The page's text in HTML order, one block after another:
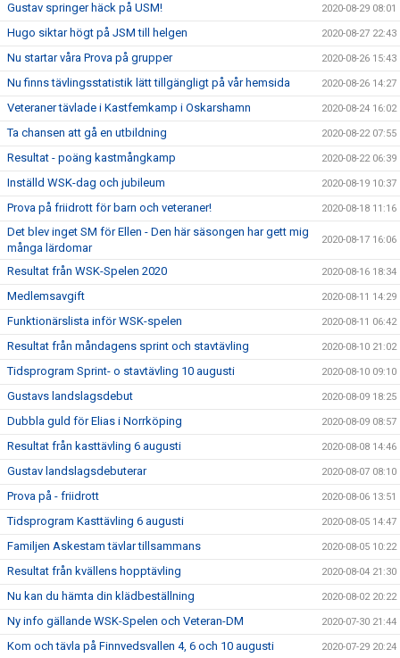
Gustav springer häck på USM! 2020-08-29 08:01
Hugo siktar högt på JSM till helgen 2020-08-27 22:43
Nu startar våra Prova på grupper 2020-08-26 15:43
Nu finns tävlingsstatistik lätt tillgängligt på vår hemsida 2020-08-26 14:27
Veteraner tävlade i Kastfemkamp i Oskarshamn 2020-08-24 16:02
Ta chansen att gå en utbildning 2020-08-22 07:55
Resultat - poäng kastmångkamp 2020-08-22 06:39
Inställd WSK-dag och jubileum 2020-08-19 10:37
Prova på friidrott för barn och veteraner! 2020-08-18 11:16
Det blev inget SM för Ellen - Den här säsongen har gett mig
många lärdomar
2020-08-17 16:06
Resultat från WSK-Spelen 2020 2020-08-16 18:34
Medlemsavgift 2020-08-11 14:29
Funktionärslista inför WSK-spelen 2020-08-11 06:42
Resultat från måndagens sprint och stavtävling 2020-08-10 21:02
Tidsprogram Sprint- o stavtävling 10 augusti 2020-08-10 09:10
Gustavs landslagsdebut 2020-08-09 18:25
Dubbla guld för Elias i Norrköping 2020-08-09 08:57
Resultat från kasttävling 6 augusti 2020-08-08 14:46
Gustav landslagsdebuterar 2020-08-07 08:10
Prova på - friidrott 2020-08-06 13:51
Tidsprogram Kasttävling 6 augusti 2020-08-05 14:47
Familjen Askestam tävlar tillsammans 2020-08-05 10:22
Resultat från kvällens hopptävling 2020-08-04 21:30
Nu kan du hämta din klädbeställning 2020-08-02 20:22
Ny info gällande WSK-Spelen och Veteran-DM 2020-07-30 21:44
Kom och tävla på Finnvedsvallen 4, 6 och 10 augusti 2020-07-29 20:24